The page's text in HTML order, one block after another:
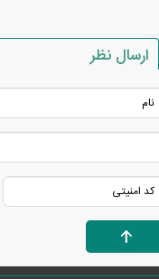
ارسال نظر